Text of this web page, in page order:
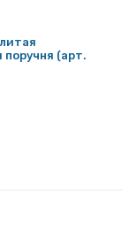
поручня (арт.